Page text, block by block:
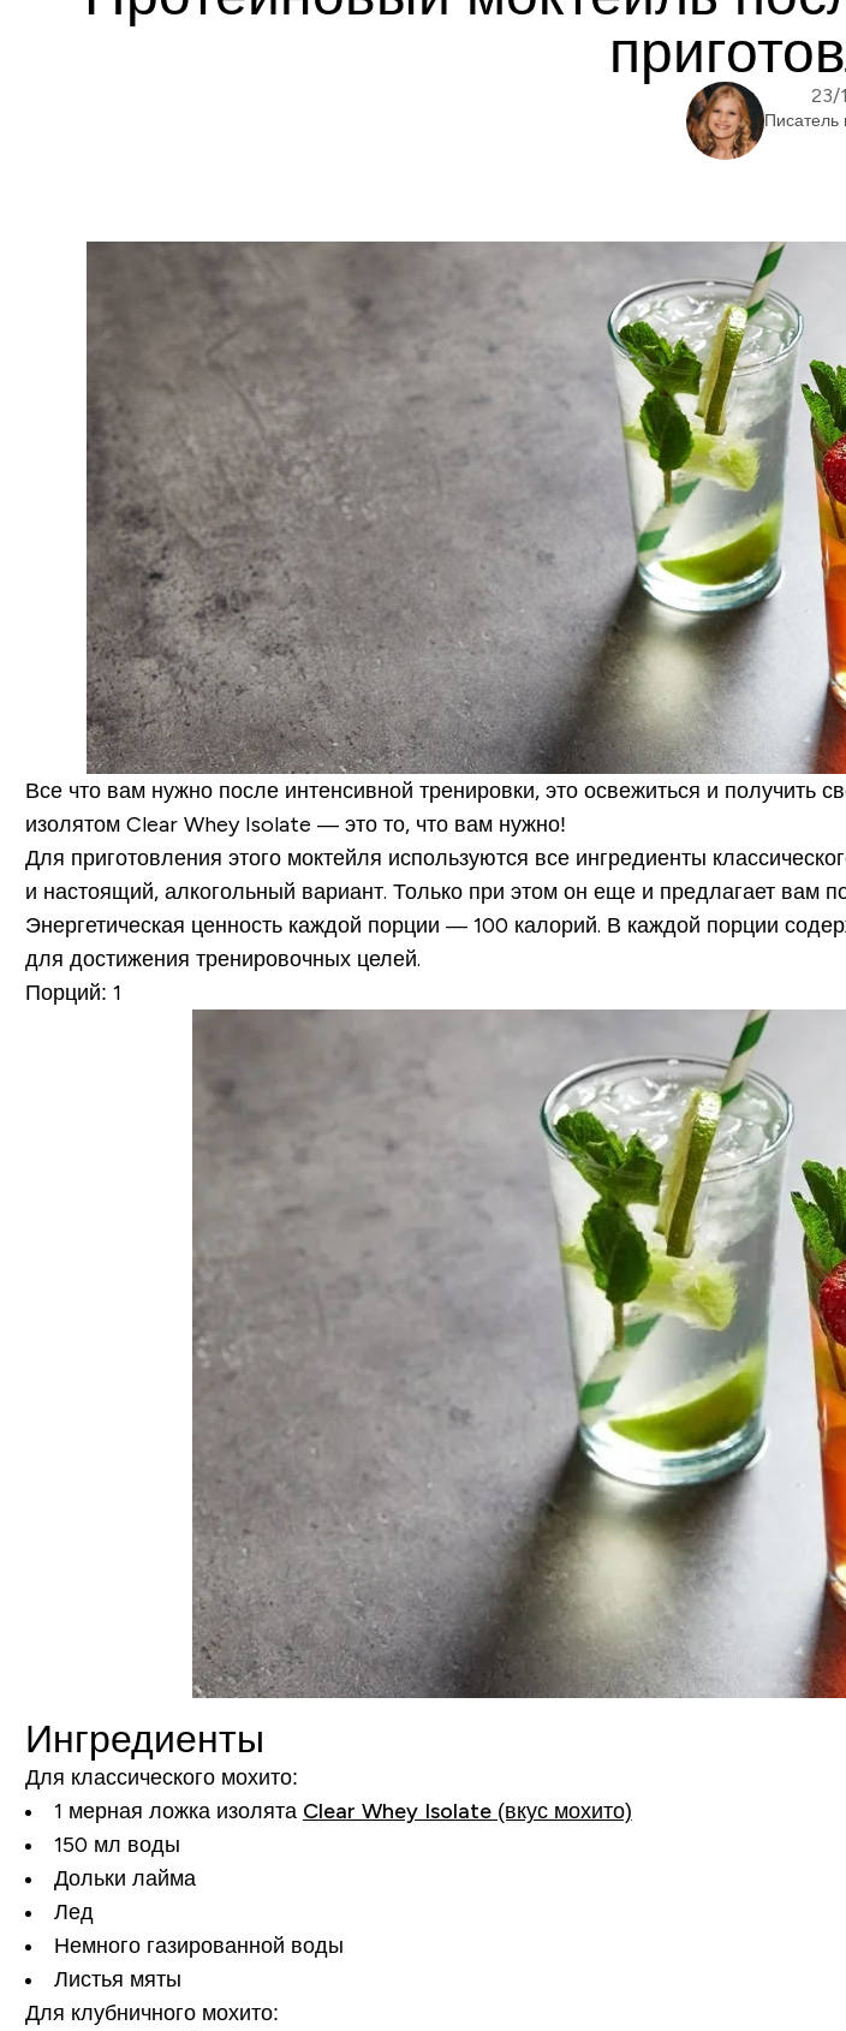
23/
Писатель
Все что вам нужно после интенсивной тренировки, это освежиться и
изолятом Clear Whey Isolate — это то, что вам нужно!
Для приготовления этого моктейля используются все ингредиенты
и настоящий, алкогольный вариант. Только при этом он еще и предлагает вам
Энергетическая ценность каждой порции — 100 калорий. В каждой порции
для достижения тренировочных целей.
Порций: 1
Ингредиенты
Для классического мохито:
1 мерная ложка изолята Clear Whey Isolate (вкус мохито)
150 мл воды
Дольки лайма
Лед
Немного газированной воды
Листья мяты
Для клубничного мохито: